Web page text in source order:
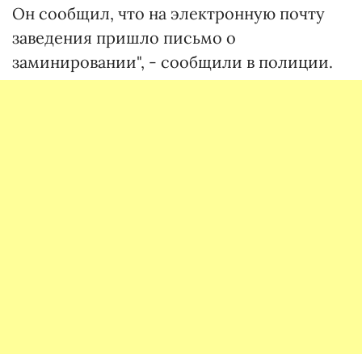
Он сообщил, что на электронную почту
заведения пришло письмо о
заминировании", - сообщили в полиции.